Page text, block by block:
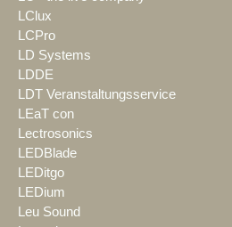
LClux
LCPro
LD Systems
LDDE
LDT Veranstaltungsservice
LEaT con
Lectrosonics
LEDBlade
LEDitgo
LEDium
Leu Sound